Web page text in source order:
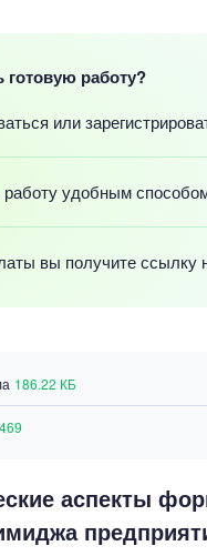
готовую работу?
или
удобным
вы получите ссылку
186.22 КБ
469
аспекты